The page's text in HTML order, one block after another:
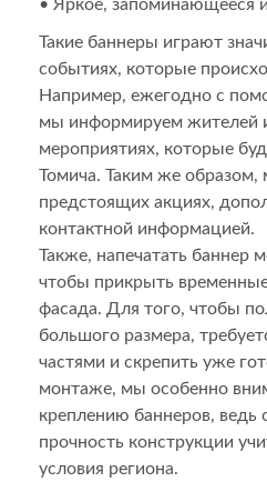
• Яркое, запоминающееся
Такие баннеры играют
событиях, которые
Например, ежегодно с
мы информируем жителей
мероприятиях, которые
Томича. Таким же образом,
предстоящих акциях,
контактной информацией.
Также, напечатать баннер
чтобы прикрыть
фасада. Для того, чтобы
большого размера,
частями и скрепить уже
монтаже, мы особенно
креплению баннеров, ведь
прочность конструкции
условия региона.